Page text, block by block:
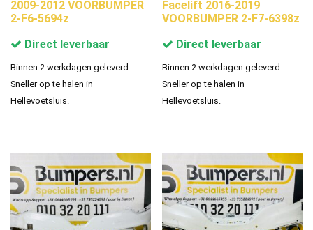
2009-2012 VOORBUMPER
2-F6-5694z
Direct leverbaar
Binnen 2 werkdagen geleverd.
Sneller op te halen in
Hellevoetsluis.
Facelift 2016-2019
VOORBUMPER 2-F7-6398z
Direct leverbaar
Binnen 2 werkdagen geleverd.
Sneller op te halen in
Hellevoetsluis.